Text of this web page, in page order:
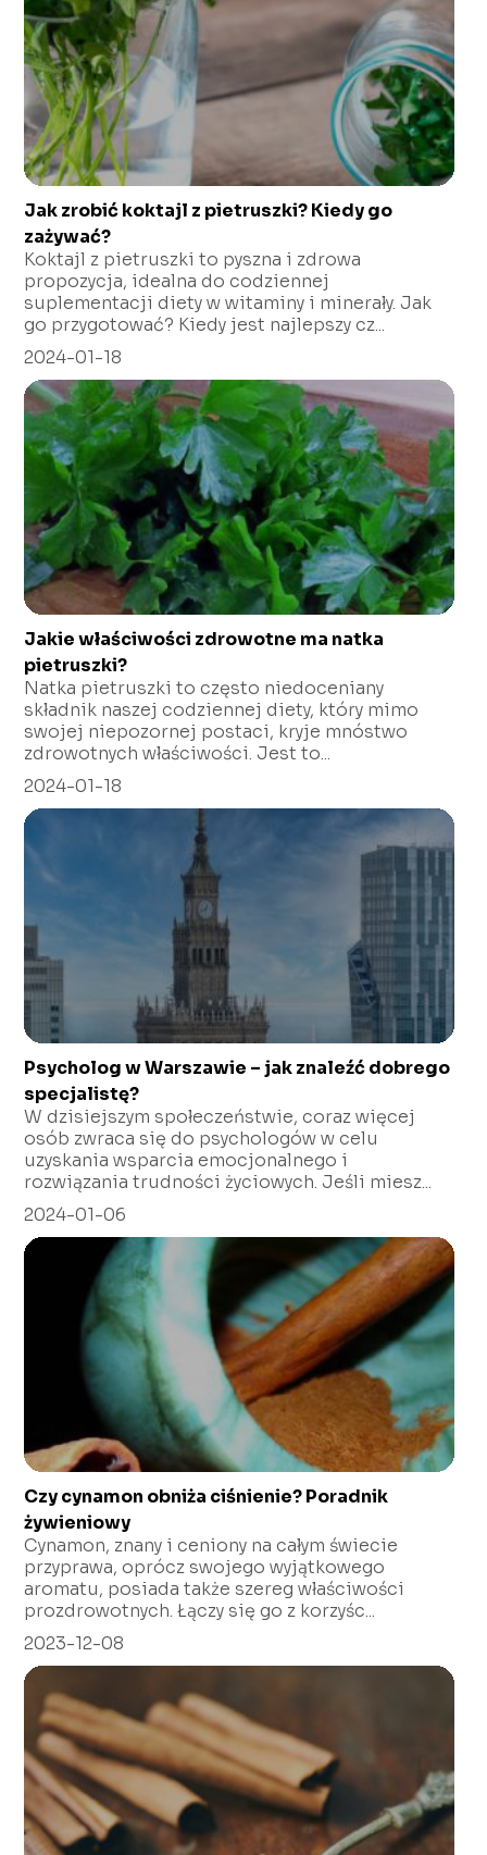
Jak zrobić koktajl z pietruszki? Kiedy go
zażywać?
Koktajl z pietruszki to pyszna i zdrowa
propozycja, idealna do codziennej
suplementacji diety w witaminy i minerały. Jak
go przygotować? Kiedy jest najlepszy cz...
2024-01-18
Jakie właściwości zdrowotne ma natka
pietruszki?
Natka pietruszki to często niedoceniany
składnik naszej codziennej diety, który mimo
swojej niepozornej postaci, kryje mnóstwo
zdrowotnych właściwości. Jest to...
2024-01-18
Psycholog w Warszawie – jak znaleźć dobrego
specjalistę?
W dzisiejszym społeczeństwie, coraz więcej
osób zwraca się do psychologów w celu
uzyskania wsparcia emocjonalnego i
rozwiązania trudności życiowych. Jeśli miesz...
2024-01-06
Czy cynamon obniża ciśnienie? Poradnik
żywieniowy
Cynamon, znany i ceniony na całym świecie
przyprawa, oprócz swojego wyjątkowego
aromatu, posiada także szereg właściwości
prozdrowotnych. Łączy się go z korzyśc...
2023-12-08